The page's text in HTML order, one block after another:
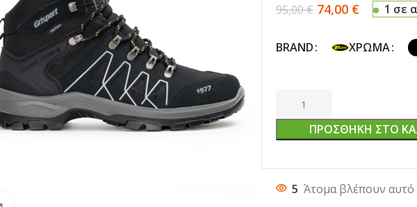
95,00€ 74,00 € 1 σε
BRAND ΧΡΏΜΑ
ΠΡΟΣΘΉΚΗ ΣΤΟ
5 Άτομα βλέπουν